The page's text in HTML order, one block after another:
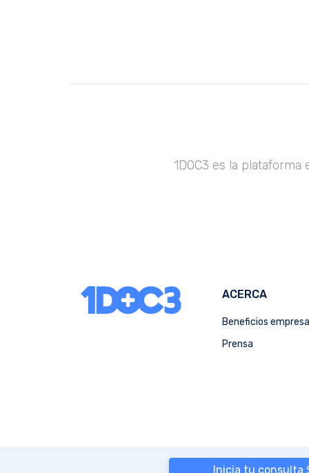
1DOC3 es la
Inicia tu consulta
ACERCA
Beneficios
Prensa